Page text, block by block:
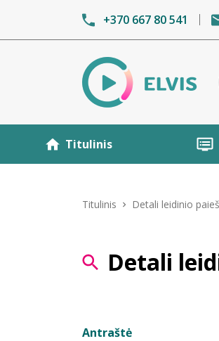
+370 667 80 541
Titulinis
Titulinis Detali leidinio
Detali
Antraštė